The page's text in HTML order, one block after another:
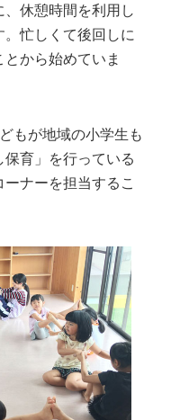
休憩時間を利用し
忙しくて後回しに
から始めていま
もが地域の小学生も
育」を行っている
ナーを担当するこ